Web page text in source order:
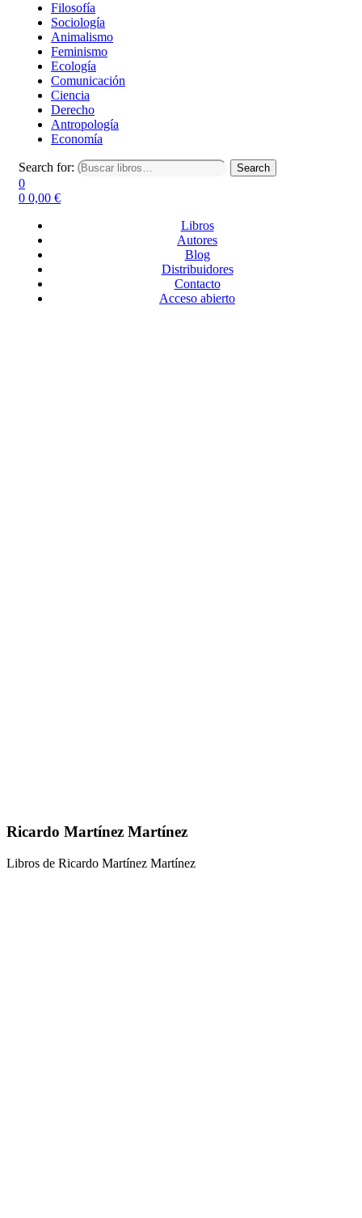
Filosofía
Sociología
Animalismo
Feminismo
Ecología
Comunicación
Ciencia
Derecho
Antropología
Economía
Search for: Search
0
0 0,00 €
Libros
Autores
Blog
Distribuidores
Contacto
Acceso abierto
Ricardo Martínez Martínez
Libros de Ricardo Martínez Martínez